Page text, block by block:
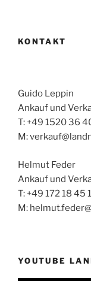
KONTAKT
Guido Leppin
Ankauf und
T: +49 1520 36
M:
Helmut Feder
Ankauf und
T: +49 172 18 45
M:
YOUTUBE